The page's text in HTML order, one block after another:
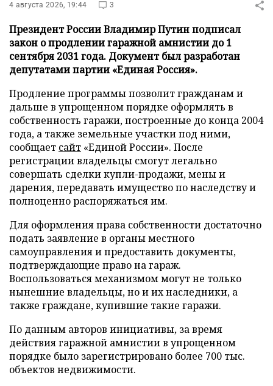
4 августа 2026, 19:44 3
Президент России Владимир Путин подписал
закон о продлении гаражной амнистии до 1
сентября 2031 года. Документ был разработан
депутатами партии «Единая Россия».
Продление программы позволит гражданам и
дальше в упрощенном порядке оформлять в
собственность гаражи, построенные до конца 2004
года, а также земельные участки под ними,
сообщает сайт «Единой России». После
регистрации владельцы смогут легально
совершать сделки купли-продажи, мены и
дарения, передавать имущество по наследству и
полноценно распоряжаться им.
Для оформления права собственности достаточно
подать заявление в органы местного
самоуправления и предоставить документы,
подтверждающие право на гараж.
Воспользоваться механизмом могут не только
нынешние владельцы, но и их наследники, а
также граждане, купившие такие гаражи.
По данным авторов инициативы, за время
действия гаражной амнистии в упрощенном
порядке было зарегистрировано более 700 тыс.
объектов недвижимости.